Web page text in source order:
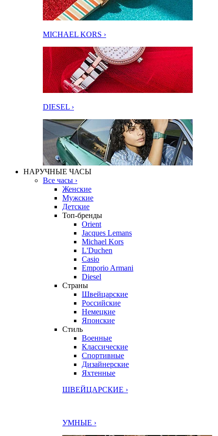
MICHAEL KORS ›
DIESEL ›
НАРУЧНЫЕ ЧАСЫ
Все часы ›
Женские
Мужские
Детские
Топ-бренды
Orient
Jacques Lemans
Michael Kors
L'Duchen
Casio
Emporio Armani
Diesel
Страны
Швейцарские
Российские
Немецкие
Японские
Стиль
Военные
Классические
Спортивные
Дизайнерские
Яхтенные
ШВЕЙЦАРСКИЕ ›
УМНЫЕ ›